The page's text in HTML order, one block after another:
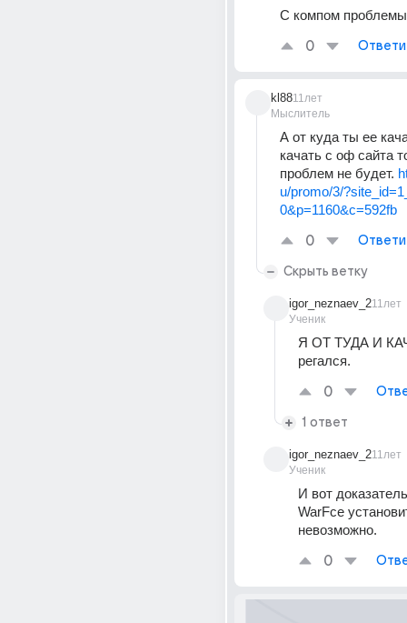
С компом проблемы
0
kl88
Мыслитель
11лет
А от куда ты ее
качать с оф сайта
проблем не будет.
u/promo/3/
0&p=1160&c=592fb
0
Скрыть ветку
igor_neznaev_2
Ученик
11лет
Я ОТ ТУДА И
регался.
0
1 ответ
igor_neznaev_2
Ученик
11лет
И вот
WarFce
невозможно.
0